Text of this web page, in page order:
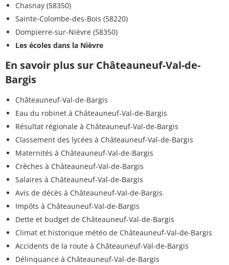
Chasnay (58350)
Sainte-Colombe-des-Bois (58220)
Dompierre-sur-Nièvre (58350)
Les écoles dans la Nièvre
En savoir plus sur Châteauneuf-Val-de-
Bargis
Châteauneuf-Val-de-Bargis
Eau du robinet à Châteauneuf-Val-de-Bargis
Résultat régionale à Châteauneuf-Val-de-Bargis
Classement des lycées à Châteauneuf-Val-de-Bargis
Maternités à Châteauneuf-Val-de-Bargis
Crèches à Châteauneuf-Val-de-Bargis
Salaires à Châteauneuf-Val-de-Bargis
Avis de décès à Châteauneuf-Val-de-Bargis
Impôts à Châteauneuf-Val-de-Bargis
Dette et budget de Châteauneuf-Val-de-Bargis
Climat et historique météo de Châteauneuf-Val-de-Bargis
Accidents de la route à Châteauneuf-Val-de-Bargis
Délinquance à Châteauneuf-Val-de-Bargis